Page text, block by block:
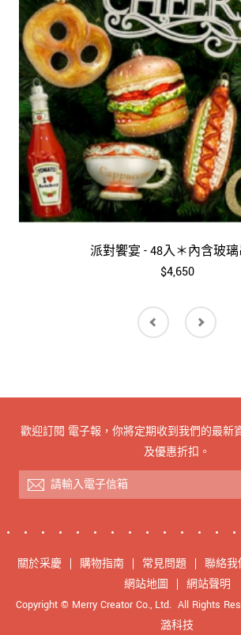
派對饗宴 - 48入＊內含玻
$4,650
歡迎訂閱 電子報，你將定期收到我們的最新
及優惠折扣。
關於采慶 購物指南 常見問題 聯絡我
網站地圖
網站聲明
Copyright © Merry Creator Co., Ltd. All Rights
潞科技